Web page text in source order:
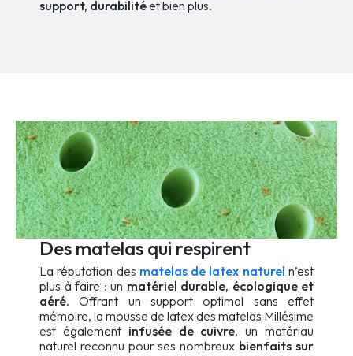
support, durabilitéet bien plus.
Des matelas qui respirent
La réputation des matelas de latex naturel n’est
plus à faire : un matériel durable, écologique et
aéré. Offrant un support optimal sans effet
mémoire, la mousse de latex des matelas Millésime
est également infusée de cuivre, un matériau
naturel reconnu pour ses nombreux bienfaits sur